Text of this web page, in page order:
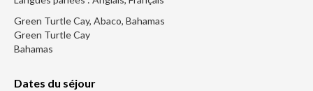
Green Turtle Cay, Abaco, Bahamas
Green Turtle Cay
Bahamas
Dates du séjour